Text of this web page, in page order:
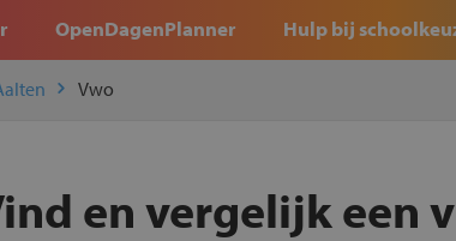
OpenDagenPlanner Hulp bij
Vwo
en vergelijk een